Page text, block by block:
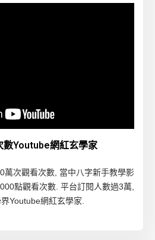
數Youtube網紅玄學家
萬次觀看次數, 當中八字新手教學影
點觀看次數. 平台訂閱人數過3萬,
Youtube網紅玄學家.